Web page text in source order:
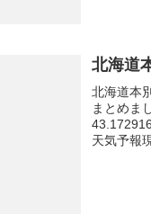
北海道
北海道本
まとめま
天気予報